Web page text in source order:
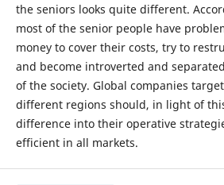
the seniors looks quite different.
most of the senior people have
money to cover their costs, try to
and become introverted and
of the society. Global companies
different regions should, in light of
difference into their operative
efficient in all markets.